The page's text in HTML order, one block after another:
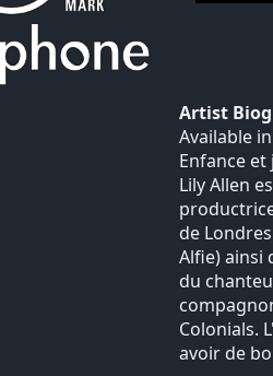
Artist
Available
Enfance et
Lily Allen
de
Alfie) ainsi
du
Colonials.
avoir de